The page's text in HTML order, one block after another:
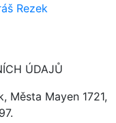
Rezek
ÚDAJŮ
Města Mayen 1721,